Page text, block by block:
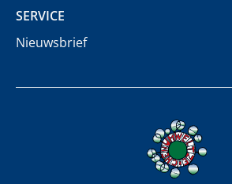
SERVICE
Nieuwsbrief